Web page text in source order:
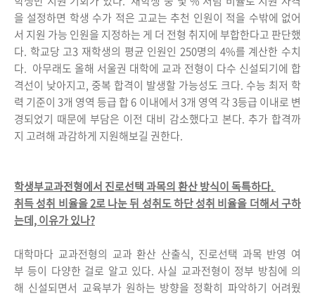
을 설정하면 학생 수가 적은 고교는 추천 인원이 적을 수밖에 없어
서 지원 가능 인원을 지정하는 게 더 전형 취지에 부합한다고 판단했
다. 학교당 고3 재학생의 평균 인원인 250명의 4%를 계산한 수치
다. 아무래도 올해 서울권 대학에 교과 전형이 다수 신설되기에 합
격선이 낮아지고, 중복 합격이 발생할 가능성도 크다. 수능 최저 학
력 기준이 3개 영역 등급 합 6 이내에서 3개 영역 각 3등급 이내로 변
경되었기 때문에 부담은 이전 대비 감소했다고 본다. 추가 합격까
지 고려해 과감하게 지원해보길 권한다.
학생부교과전형에서 진로선택 과목의 환산 방식이 독특하다.
취득 성취 비율을 2로 나눈 뒤 성취도 하단 성취 비율을 더해서 구하
는데, 이유가 있나?
대학마다 교과전형의 교과 환산 산출식, 진로선택 과목 반영 여
부 등이 다양한 걸로 알고 있다. 사실 교과전형이 정부 방침에 의
해 신설되면서 교육부가 원하는 방향을 정확히 파악하기 어려웠